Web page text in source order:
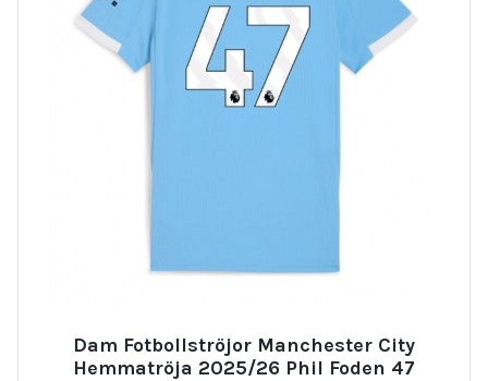
Dam Fotbollströjor Manchester City
Hemmatröja 2025/26 Phil Foden 47